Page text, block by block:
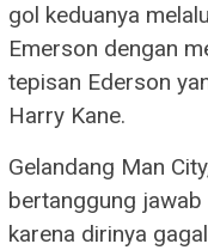
gol keduanya
Emerson dengan
tepisan Ederson
Harry Kane.
Gelandang Man
bertanggung
karena dirinya